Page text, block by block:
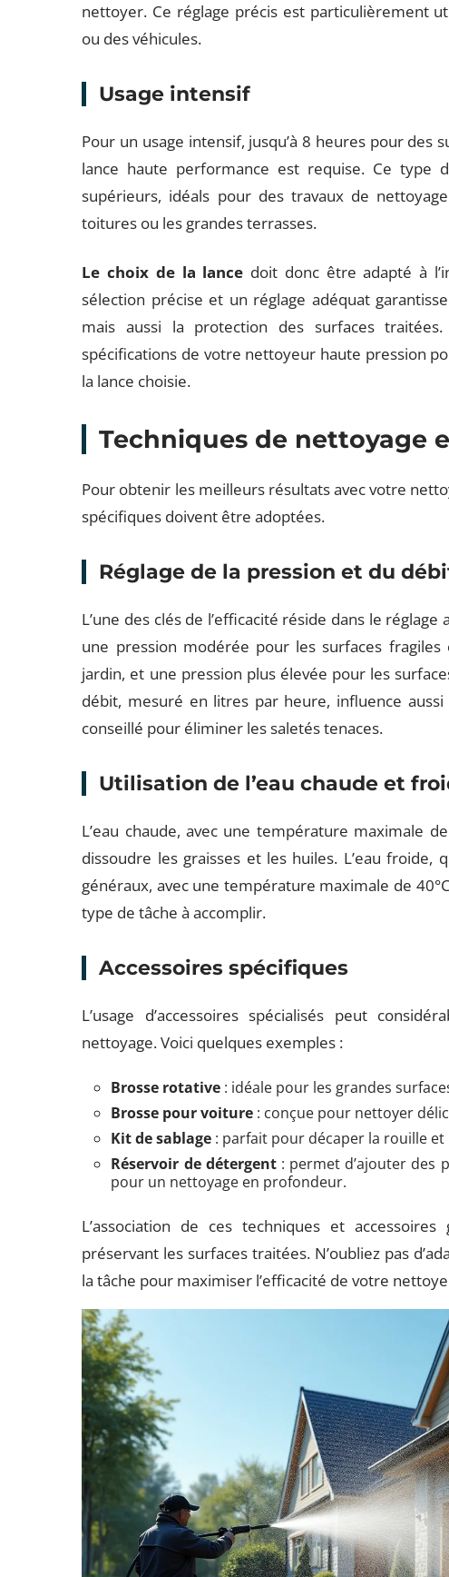
nettoyer. Ce réglage précis est particulièrement
ou des véhicules.
Usage intensif
Pour un usage intensif, jusqu’à 8 heures pour des
lance haute performance est requise. Ce
supérieurs, idéals pour des travaux de
toitures ou les grandes terrasses.
Le choix de la lance doit donc être adapté à
sélection précise et un réglage adéquat
mais aussi la protection des surfaces
spécifications de votre nettoyeur haute pression
la lance choisie.
Techniques de nettoyage
Pour obtenir les meilleurs résultats avec votre
spécifiques doivent être adoptées.
Réglage de la pression et du
L’une des clés de l’efficacité réside dans le
une pression modérée pour les surfaces
jardin, et une pression plus élevée pour les
débit, mesuré en litres par heure, influence
conseillé pour éliminer les saletés tenaces.
Utilisation de l’eau chaude et
L’eau chaude, avec une température maximale
dissoudre les graisses et les huiles. L’eau
généraux, avec une température maximale de
type de tâche à accomplir.
Accessoires spécifiques
L’usage d’accessoires spécialisés peut
nettoyage. Voici quelques exemples :
Brosse rotative : idéale pour les grandes
Brosse pour voiture : conçue pour nettoyer
Kit de sablage : parfait pour décaper la rouille et
Réservoir de détergent: permet d’ajouter des
pour un nettoyage en profondeur.
L’association de ces techniques et
préservant les surfaces traitées. N’oubliez pas
la tâche pour maximiser l’efficacité de votre